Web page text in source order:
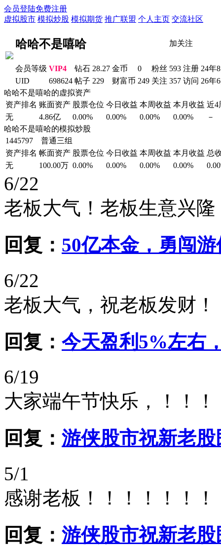
会员登陆免费注册
虚拟股市 模拟炒股 模拟期货 推广联盟 个人主页 交流社区
哈哈不是嘻哈 加关注
会员等级 VIP4 钻石 28.27 金币 0 粉丝 593 注册 24年
UID
698624 帖子 229 财富币 249 关注 357 访问 26年
哈哈不是嘻哈的虚拟资产
资产排名 账面资产 股票仓位 今日收益 本周收益 本月收益 近4
无
4.86亿 0.00% 0.00% 0.00% 0.00%
－
哈哈不是嘻哈的模拟炒股
1445797 普通三组
资产排名 帐面资产 股票仓位 今日收益 本周收益 本月收益 总
无
100.00万 0.00% 0.00% 0.00% 0.00%
6/22
老板大气！老板生意兴隆
回复： 50亿本金，勇闯
6/22
老板大气，祝老板发财！
回复： 今天盈利5%左右
6/19
大家端午节快乐，！！
回复： 游侠股市祝新老
5/1
感谢老板！！！！！！！
回复： 游侠股市祝新老